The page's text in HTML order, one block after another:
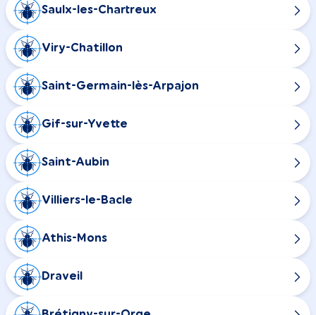
Saulx-les-Chartreux
Viry-Chatillon
Saint-Germain-lès-Arpajon
Gif-sur-Yvette
Saint-Aubin
Villiers-le-Bacle
Athis-Mons
Draveil